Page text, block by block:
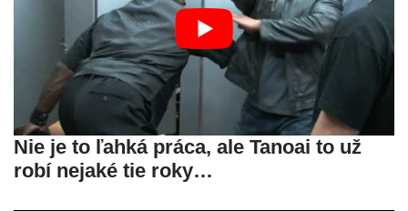
Nie je to ľahká práca, ale Tanoai to už
robí nejaké tie roky…